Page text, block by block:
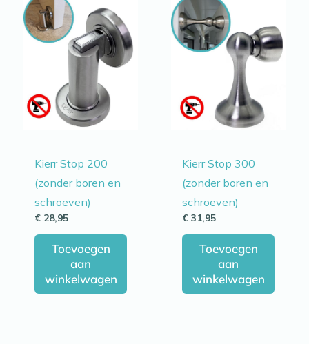
Kierr Stop 200
(zonder boren en
schroeven)
€ 28,95
Toevoegen
aan
winkelwagen
Kierr Stop 300
(zonder boren en
schroeven)
€ 31,95
Toevoegen
aan
winkelwagen